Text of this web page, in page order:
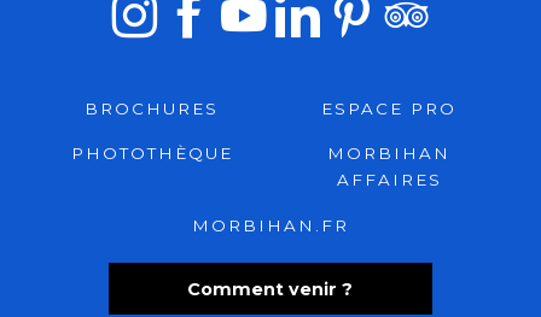
Comment venir ?
BROCHURES ESPACE PRO
PHOTOTHÈQUE
MORBIHAN
AFFAIRES
MORBIHAN.FR